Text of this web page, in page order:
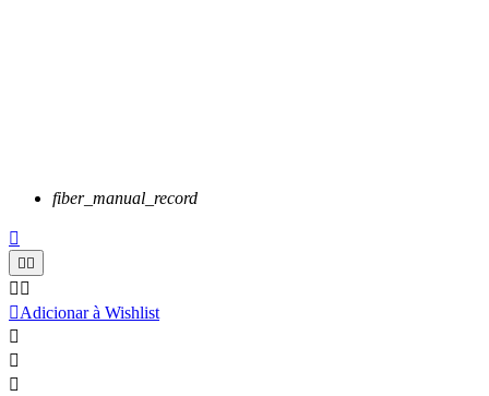
fiber_manual_record

 
 
Adicionar à Wishlist


